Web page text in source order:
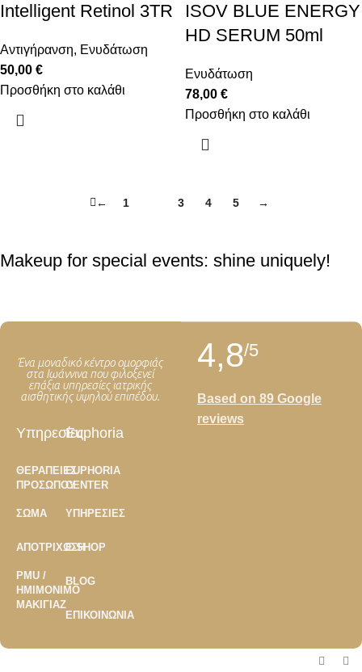
Intelligent Retinol 3TR
Αντιγήρανση, Ενυδάτωση
50,00 €
Προσθήκη στο καλάθι
ISOV BLUE ENERGY
HD SERUM 50ml
Ενυδάτωση
78,00 €
Προσθήκη στο καλάθι
← 1 3 4 5 →
Makeup for special events: shine uniquely!
Ένα μοναδικό κέντρο ομορφιάς
στα Ιωάννινα που φιλοξενεί
επάξια υπηρεσίες ιατρικής
αισθητικής υψηλού επιπέδου.
Υπηρεσίες
ΘΕΡΑΠΕΊΕΣ
ΠΡΟΣΏΠΟΥ
ΣΏΜΑ
ΑΠΟΤΡΊΧΩΣΗ
PMU /
ΗΜΙΜΌΝΙΜΟ
ΜΑΚΙΓΙΆΖ
Euphoria
EUPHORIA
CENTER
ΥΠΗΡΕΣΊΕΣ
E-SHOP
BLOG
ΕΠΙΚΟΙΝΩΝΊΑ
4,8/5
Based on 89 Google
reviews